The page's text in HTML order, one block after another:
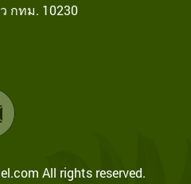
กทม. 10230
All rights reserved.